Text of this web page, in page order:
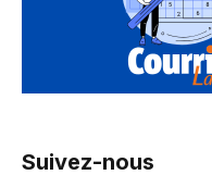
Suivez-nous